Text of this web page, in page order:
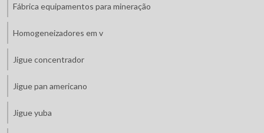
Fábrica equipamentos para mineração
Homogeneizadores em v
Jigue concentrador
Jigue pan americano
Jigue yuba